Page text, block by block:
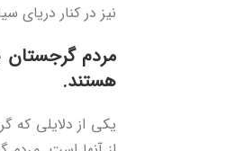
نیز در کنار دریای
مردم گرجستان
هستند.
یکی از دلایلی که